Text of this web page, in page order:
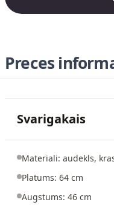
Preces
Svarigakais
Materiali: audekls,
Platums: 64 cm
Augstums: 46 cm